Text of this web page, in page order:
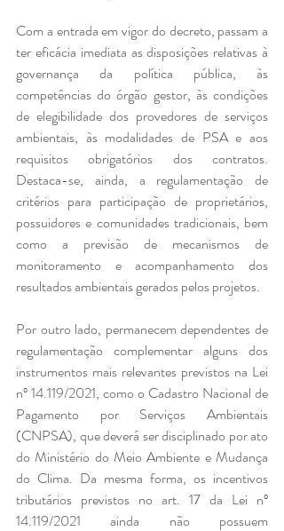
Com a entrada em vigor do decreto, passam a
ter eficácia imediata as disposições relativas à
governança da política pública, às
competências do órgão gestor, às condições
de elegibilidade dos provedores de serviços
ambientais, às modalidades de PSA e aos
requisitos obrigatórios dos contratos.
Destaca-se, ainda, a regulamentação de
critérios para participação de proprietários,
possuidores e comunidades tradicionais, bem
como a previsão de mecanismos de
monitoramento e acompanhamento dos
resultados ambientais gerados pelos projetos.
Por outro lado, permanecem dependentes de
regulamentação complementar alguns dos
instrumentos mais relevantes previstos na Lei
nº 14.119/2021, como o Cadastro Nacional de
Pagamento por Serviços Ambientais
(CNPSA), que deverá ser disciplinado por ato
do Ministério do Meio Ambiente e Mudança
do Clima. Da mesma forma, os incentivos
tributários previstos no art. 17 da Lei nº
14.119/2021 ainda não possuem